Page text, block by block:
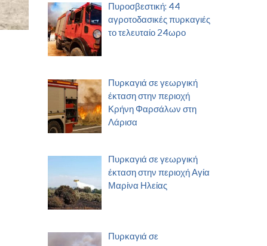
Πυροσβεστική: 44
αγροτοδασικές πυρκαγιές
το τελευταίο 24ωρο
Πυρκαγιά σε γεωργική
έκταση στην περιοχή
Κρήνη Φαρσάλων στη
Λάρισα
Πυρκαγιά σε γεωργική
έκταση στην περιοχή Αγία
Μαρίνα Ηλείας
Πυρκαγιά σε